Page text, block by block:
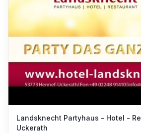
Landsknecht Partyhaus - Hotel - Restaurant in Hennef
Uckerath